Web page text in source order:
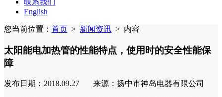
联系我们
English
您当前位置： 首页 > 新闻资讯 > 内容
太阳能电加热管的性能特点，使用时的安全性能保
障
发布日期：2018.09.27 来源：扬中市神岛电器有限公司